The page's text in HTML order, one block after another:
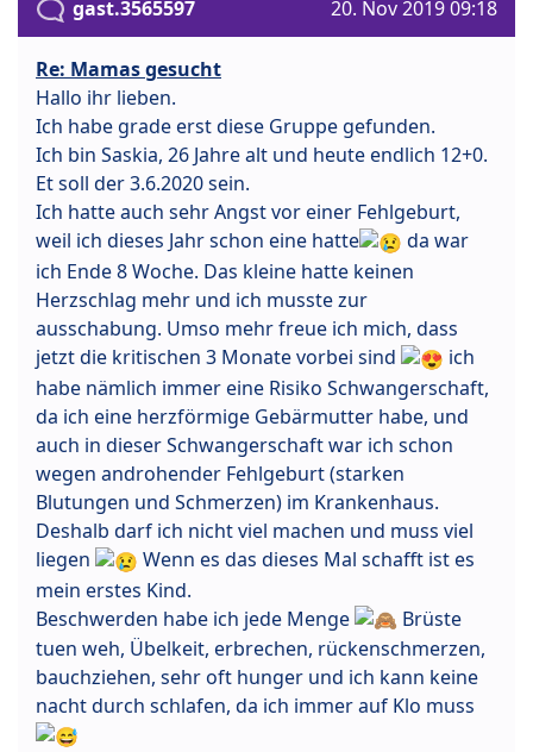
gast.3565597 20. Nov 2019 09:18
Re: Mamas gesucht
Hallo ihr lieben.
Ich habe grade erst diese Gruppe gefunden.
Ich bin Saskia, 26 Jahre alt und heute endlich 12+0.
Et soll der 3.6.2020 sein.
Ich hatte auch sehr Angst vor einer Fehlgeburt,
weil ich dieses Jahr schon eine hatte
da war
ich Ende 8 Woche. Das kleine hatte keinen
Herzschlag mehr und ich musste zur
ausschabung. Umso mehr freue ich mich, dass
jetzt die kritischen 3 Monate vorbei sind
ich
habe nämlich immer eine Risiko Schwangerschaft,
da ich eine herzförmige Gebärmutter habe, und
auch in dieser Schwangerschaft war ich schon
wegen androhender Fehlgeburt (starken
Blutungen und Schmerzen) im Krankenhaus.
Deshalb darf ich nicht viel machen und muss viel
liegen
Wenn es das dieses Mal schafft ist es
mein erstes Kind.
Beschwerden habe ich jede Menge
Brüste
tuen weh, Übelkeit, erbrechen, rückenschmerzen,
bauchziehen, sehr oft hunger und ich kann keine
nacht durch schlafen, da ich immer auf Klo muss